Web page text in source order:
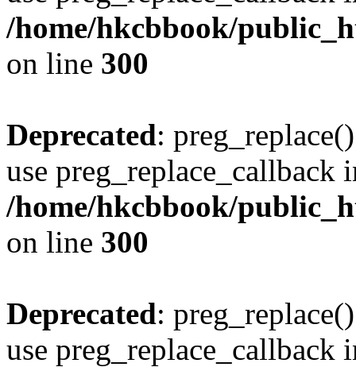
/home/hkcbbook/
on line 300
Deprecated:
use preg_replace_callback
/home/hkcbbook/
on line 300
Deprecated:
use preg_replace_callback